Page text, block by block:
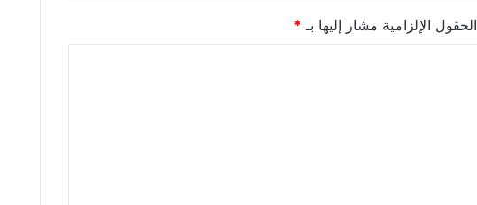
الحقول الإلزامية مشار إليها بـ *